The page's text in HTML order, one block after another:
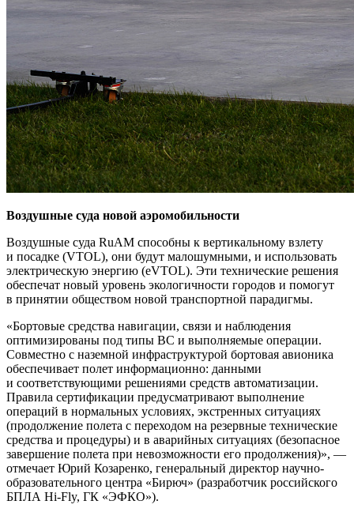
Воздушные суда новой аэромобильности
Воздушные суда RuAM способны к вертикальному взлету
и посадке (VTOL), они будут малошумными, и использовать
электрическую энергию (eVTOL). Эти технические решения
обеспечат новый уровень экологичности городов и помогут
в принятии обществом новой транспортной парадигмы.
«Бортовые средства навигации, связи и наблюдения
оптимизированы под типы ВС и выполняемые операции.
Совместно с наземной инфраструктурой бортовая авионика
обеспечивает полет информационно: данными
и соответствующими решениями средств автоматизации.
Правила сертификации предусматривают выполнение
операций в нормальных условиях, экстренных ситуациях
(продолжение полета с переходом на резервные технические
средства и процедуры) и в аварийных ситуациях (безопасное
завершение полета при невозможности его продолжения)», —
отмечает Юрий Козаренко, генеральный директор научно-
образовательного центра «Бирюч» (разработчик российского
БПЛА Hi-Fly, ГК «ЭФКО»).